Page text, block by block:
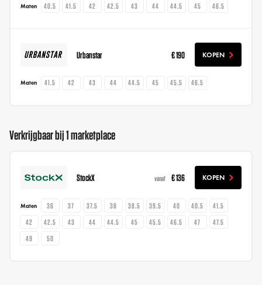
Maten 40.5 41.5 42 42.5 43 44 44.5 45 46.5
Urbanstar € 190 KOPEN
Maten 41.5 42 43 44 44.5 45 45.5 46.5
Verkrijgbaar bij 1 marketplace
StockX vanaf € 136 KOPEN
Maten 36 37 37.5 38 38.5 39.5 40 40.5
41.5
42
42.5 43 44 44.5 45 45.5 46.5 47
47.5
49
50